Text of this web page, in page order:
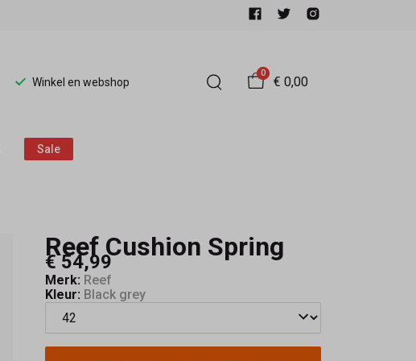
Winkel en webshop
0
€ 0,00
Sale
Reef Cushion Spring
€ 54,99
Merk: Reef
Kleur: Black grey